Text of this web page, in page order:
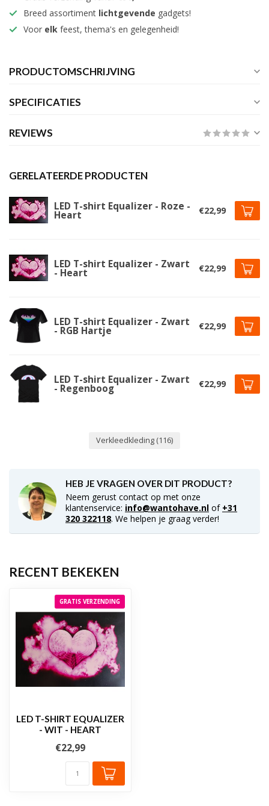
Breed assortiment lichtgevende gadgets!
Voor elk feest, thema's en gelegenheid!
PRODUCTOMSCHRIJVING
SPECIFICATIES
REVIEWS
GERELATEERDE PRODUCTEN
LED T-shirt Equalizer - Roze -
Heart €22,99
LED T-shirt Equalizer - Zwart
- Heart €22,99
LED T-shirt Equalizer - Zwart
- RGB Hartje €22,99
LED T-shirt Equalizer - Zwart
- Regenboog €22,99
Verkleedkleding (116)
HEB JE VRAGEN OVER DIT PRODUCT?
Neem gerust contact op met onze
klantenservice: info@wantohave.nl of +31
320 322118. We helpen je graag verder!
RECENT BEKEKEN
GRATIS VERZENDING
LED T-SHIRT EQUALIZER
- WIT - HEART
€22,99